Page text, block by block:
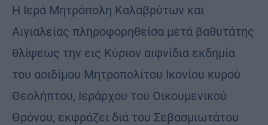
Η Ιερά Μητρόπολη Καλαβρύτων και
Αιγιαλείας πληροφορηθείσα μετά βαθυτάτης
θλίψεως την εις Κύριον αιφνίδια εκδημία
του αοιδίμου Μητροπολίτου Ικονίου κυρού
Θεολήπτου, Ιεράρχου του Οικουμενικού
Θρόνου, εκφράζει διά του Σεβασμιωτάτου